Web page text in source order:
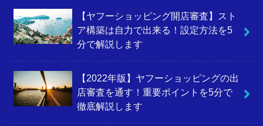
【ヤフーショッピング開店審査】スト
ア構築は自力で出来る！設定方法を5
分で解説します
【2022年版】ヤフーショッピングの出
店審査を通す！重要ポイントを5分で
徹底解説します